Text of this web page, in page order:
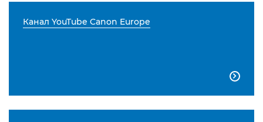
Канал YouTube Canon Europe
